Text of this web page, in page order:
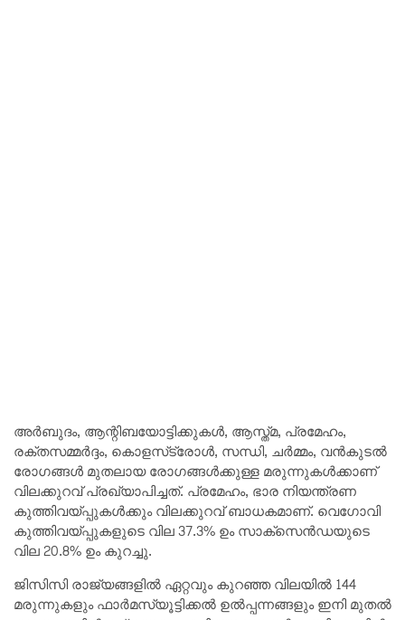
അർബുദം, ആന്റിബയോട്ടിക്കുകൾ, ആസ്ത്മ, പ്രമേഹം,
രക്തസമ്മർദ്ദം, കൊളസ്‌ട്രോൾ, സന്ധി, ചർമ്മം, വൻകുടൽ
രോഗങ്ങൾ മുതലായ രോഗങ്ങൾക്കുള്ള മരുന്നുകൾക്കാണ്
വിലക്കുറവ് പ്രഖ്യാപിച്ചത്. പ്രമേഹം, ഭാര നിയന്ത്രണ
കുത്തിവയ്പ്പുകൾക്കും വിലക്കുറവ് ബാധകമാണ്. വെഗോവി
കുത്തിവയ്പ്പുകളുടെ വില 37.3% ഉം സാക്‌സെൻഡയുടെ
വില 20.8% ഉം കുറച്ചു.
ജിസിസി രാജ്യങ്ങളിൽ ഏറ്റവും കുറഞ്ഞ വിലയിൽ 144
മരുന്നുകളും ഫാർമസ്യൂട്ടിക്കൽ ഉൽപ്പന്നങ്ങളും ഇനി മുതൽ